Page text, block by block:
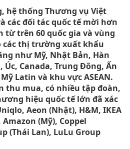
hệ thống Thương vụ Việt
các đối tác quốc tế mời hơn
từ trên 60 quốc gia và vùng
các thị trường xuất khẩu
như Mỹ, Nhật Bản, Hàn
Úc, Canada, Trung Đông, Ấn
Latin và khu vực ASEAN.
thu mua, có nhiều tập đoàn,
hiệu quốc tế lớn đã xác
Aeon (Nhật), H&M, IKEA
(Mỹ), Coppel
(Thái Lan), LuLu Group